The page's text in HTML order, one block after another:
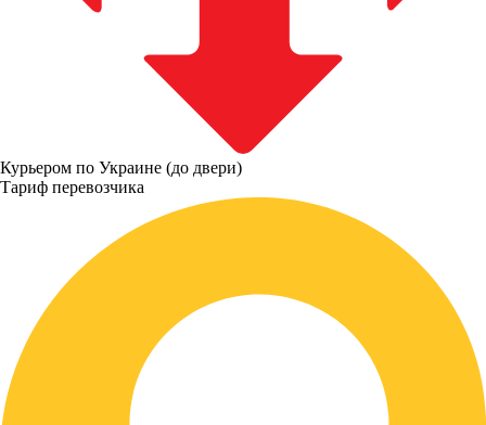
Курьером по Украине (до двери)
Тариф перевозчика